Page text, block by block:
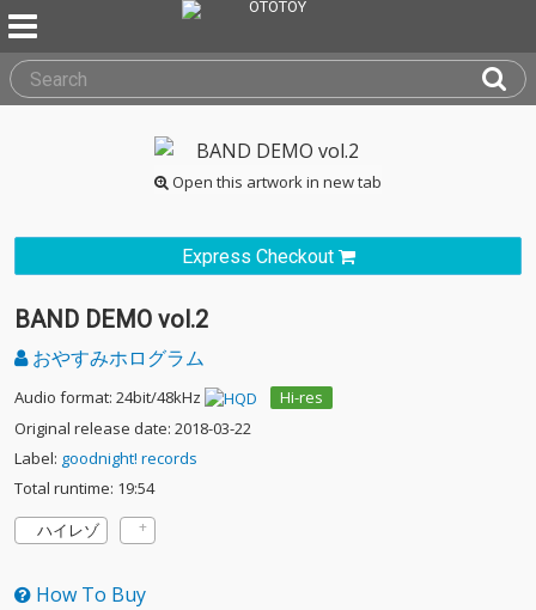
Open this artwork in new tab
Express Checkout
BAND DEMO vol.2
おやすみホログラム
Audio format: 24bit/48kHz
Hi-res
Original release date: 2018-03-22
Label: goodnight! records
Total runtime: 19:54
ハイレゾ
How To Buy